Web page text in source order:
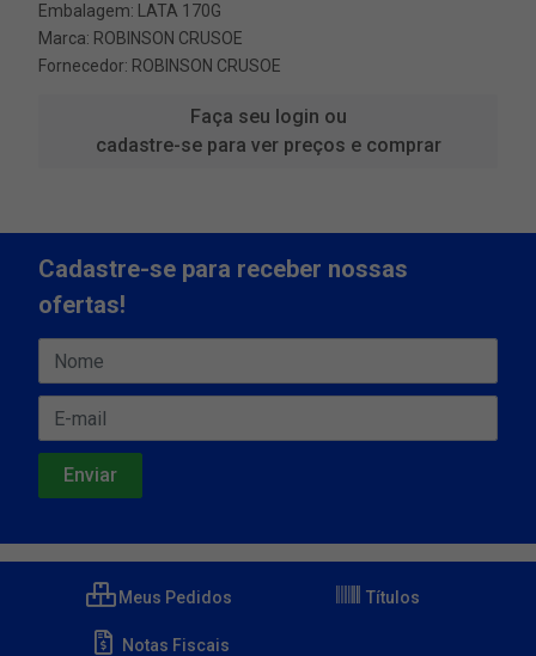
Embalagem: LATA 170G
Marca: ROBINSON CRUSOE
Fornecedor: ROBINSON CRUSOE
Faça seu login ou
cadastre-se para ver preços e comprar
Cadastre-se para receber nossas
ofertas!
Meus Pedidos Títulos
Notas Fiscais